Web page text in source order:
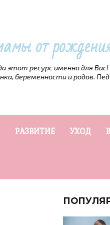
от
этот ресурс именно для
беременности и родов.
РАЗВИТИЕ УХОД